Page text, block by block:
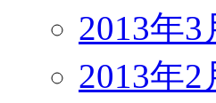
2013年3
2013年2